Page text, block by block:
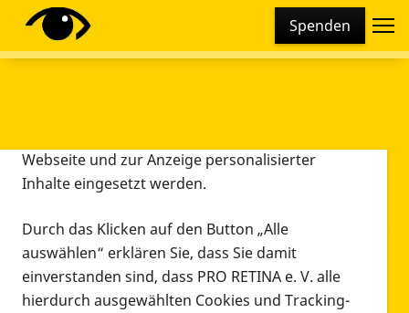
Spenden
Diese Webseite setzt verschiedene Cookies und
Tracking-Tools ein. Dies beinhaltet Cookies und
Webseite und zur Anzeige personalisierter
Inhalte eingesetzt werden.
Durch das Klicken auf den Button „Alle
auswählen“ erklären Sie, dass Sie damit
einverstanden sind, dass PRO RETINA e. V. alle
hierdurch ausgewählten Cookies und Tracking-